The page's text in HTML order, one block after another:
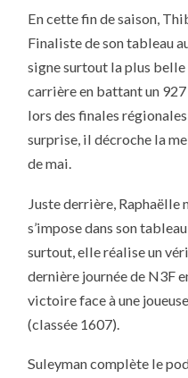
En cette fin de saison,
Finaliste de son tableau
signe surtout la plus belle
carrière en battant un
lors des finales
surprise, il décroche la
de mai.
Juste derrière, Raphaëlle
s’impose dans son
surtout, elle réalise un
dernière journée de N3F
victoire face à une
(classée 1607).
Suleyman complète le